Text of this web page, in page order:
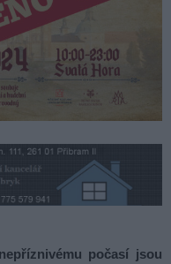
počasí jsou